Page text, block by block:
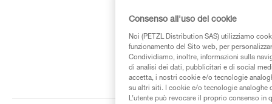
Consenso all'uso dei cookie
Noi (PETZL Distribution SAS) utilizziamo
funzionamento del Sito web, per
Condividiamo, inoltre, informazioni sulla
di analisi dei dati, pubblicitari e di social
accetta, i nostri cookie e/o tecnologie
su altri siti. I cookie e/o tecnologie analoghe
L’utente può revocare il proprio consenso